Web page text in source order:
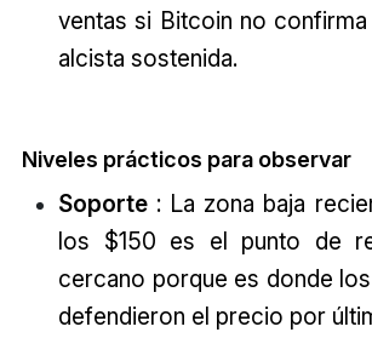
ventas si Bitcoin no confirma
alcista sostenida.
Niveles prácticos para observar
Soporte: La zona baja
los $150 es el punto de
cercano porque es donde
defendieron el precio por